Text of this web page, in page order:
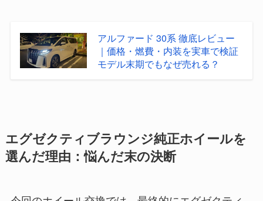
アルファード 30系 徹底レビュー
｜価格・燃費・内装を実車で検証
モデル末期でもなぜ売れる？
エグゼクティブラウンジ純正ホイールを
選んだ理由：悩んだ末の決断